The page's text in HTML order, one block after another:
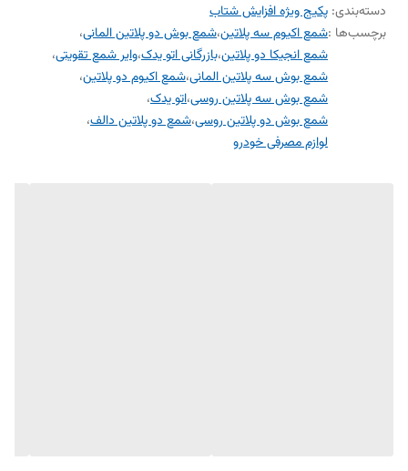
شمع بوش المان سه پلاتین
شمع بوش المان دو پلاتین
شمع اکیوم سه پلاتین
شمع اکیوم دو پلاتین
شمع انجیکا دو پلاتین
دسته‌بندی: پکیج ویژه افزایش شتاب
برچسب‌ها :شمع اکیوم سه پلاتین،شمع بوش دو پلاتین المانی،
شمع انجیکا دو پلاتین،بازرگانی اتو یدک،وایر شمع تقویتی،
شمع بوش سه پلاتین المانی،شمع اکیوم دو پلاتین،
شمع بوش سه پلاتین روسی،اتو یدک،
شمع بوش دو پلاتین روسی،شمع دو پلاتین دالف،
لوازم مصرفی خودرو